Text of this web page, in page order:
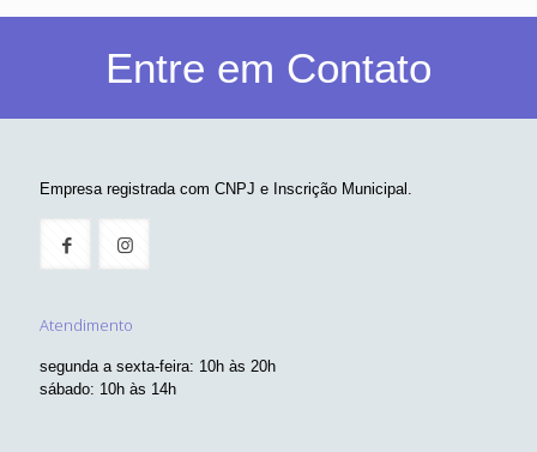
Entre em Contato
Empresa registrada com CNPJ e Inscrição Municipal.
Atendimento
segunda a sexta-feira: 10h às 20h
sábado: 10h às 14h